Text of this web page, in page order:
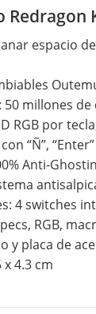
Redragon
espacio
50 millones de
RGB por
“Ñ”,
Anti-
4 switches
RGB,
y placa de
x 4.3 cm